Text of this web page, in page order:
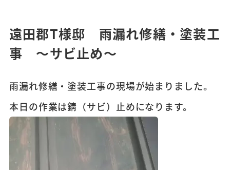
遠田郡T様邸 雨漏れ修繕・塗装工
事 ～サビ止め～
雨漏れ修繕・塗装工事の現場が始まりました。
本日の作業は錆（サビ）止めになります。